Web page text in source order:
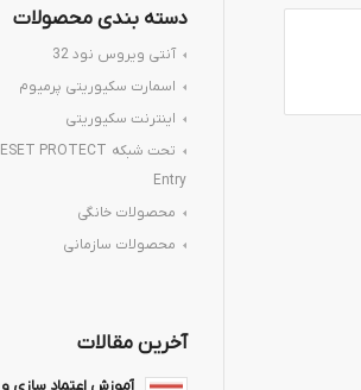
دسته‌ بندی محصولات
آنتی ویروس نود 32
اسمارت سکیوریتی پرمیوم
اینترنت سکیوریتی
تحت شبکه ESET PROTECT
Entry
محصولات خانگی
محصولات سازمانی
آخرین مقالات